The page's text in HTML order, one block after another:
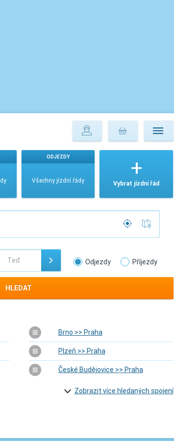
ODJEZDY
Všechny jízdní řády Vybrat jízdní řád
Odjezdy Příjezdy
HLEDAT
Brno >> Praha
Plzeň >> Praha
České Budějovice >> Praha
Zobrazit více hledaných spojení